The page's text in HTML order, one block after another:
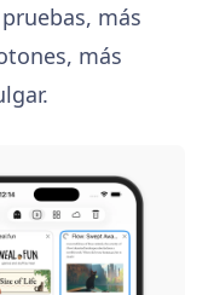
más
más